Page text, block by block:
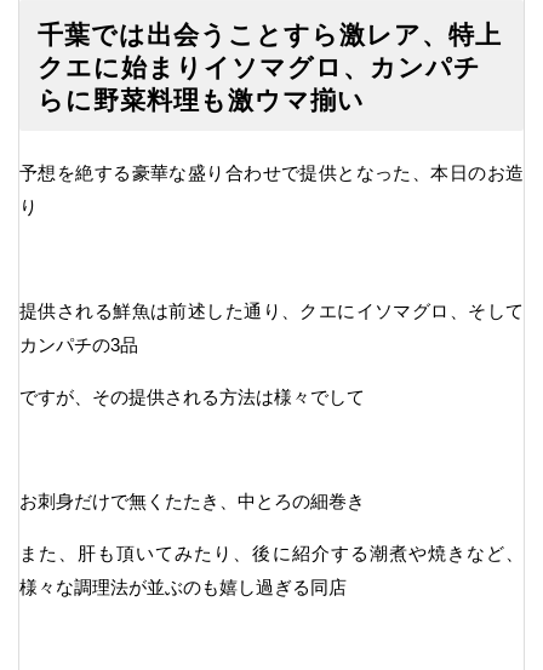
千葉では出会うことすら激レア、特上
クエに始まりイソマグロ、カンパチ
らに野菜料理も激ウマ揃い
予想を絶する豪華な盛り合わせで提供となった、本日のお造
り
提供される鮮魚は前述した通り、クエにイソマグロ、そして
カンパチの3品
ですが、その提供される方法は様々でして
お刺身だけで無くたたき、中とろの細巻き
また、肝も頂いてみたり、後に紹介する潮煮や焼きなど、
様々な調理法が並ぶのも嬉し過ぎる同店